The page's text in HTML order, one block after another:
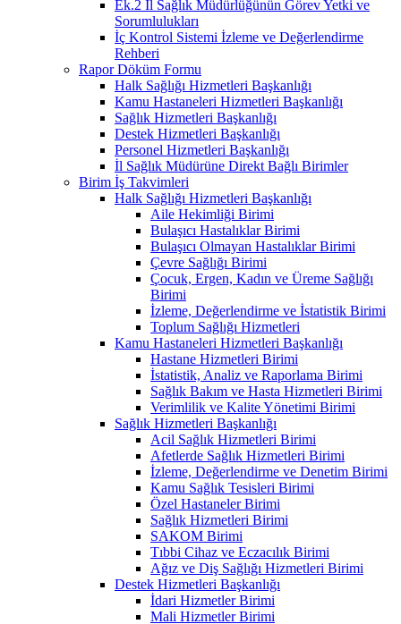
Ek.2 İl Sağlık Müdürlüğünün Görev Yetki ve
Sorumlulukları
İç Kontrol Sistemi İzleme ve Değerlendirme
Rehberi
Rapor Döküm Formu
Halk Sağlığı Hizmetleri Başkanlığı
Kamu Hastaneleri Hizmetleri Başkanlığı
Sağlık Hizmetleri Başkanlığı
Destek Hizmetleri Başkanlığı
Personel Hizmetleri Başkanlığı
İl Sağlık Müdürüne Direkt Bağlı Birimler
Birim İş Takvimleri
Halk Sağlığı Hizmetleri Başkanlığı
Aile Hekimliği Birimi
Bulaşıcı Hastalıklar Birimi
Bulaşıcı Olmayan Hastalıklar Birimi
Çevre Sağlığı Birimi
Çocuk, Ergen, Kadın ve Üreme Sağlığı
Birimi
İzleme, Değerlendirme ve İstatistik Birimi
Toplum Sağlığı Hizmetleri
Kamu Hastaneleri Hizmetleri Başkanlığı
Hastane Hizmetleri Birimi
İstatistik, Analiz ve Raporlama Birimi
Sağlık Bakım ve Hasta Hizmetleri Birimi
Verimlilik ve Kalite Yönetimi Birimi
Sağlık Hizmetleri Başkanlığı
Acil Sağlık Hizmetleri Birimi
Afetlerde Sağlık Hizmetleri Birimi
İzleme, Değerlendirme ve Denetim Birimi
Kamu Sağlık Tesisleri Birimi
Özel Hastaneler Birimi
Sağlık Hizmetleri Birimi
SAKOM Birimi
Tıbbi Cihaz ve Eczacılık Birimi
Ağız ve Diş Sağlığı Hizmetleri Birimi
Destek Hizmetleri Başkanlığı
İdari Hizmetler Birimi
Mali Hizmetler Birimi